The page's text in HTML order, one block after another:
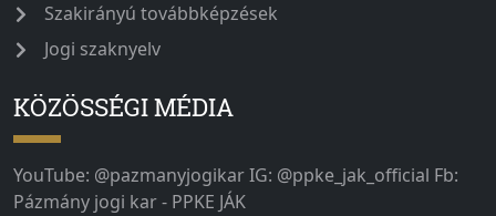
Szakirányú továbbképzések
Jogi szaknyelv
KÖZÖSSÉGI MÉDIA
YouTube: @pazmanyjogikar IG: @ppke_jak_official Fb:
Pázmány jogi kar - PPKE JÁK